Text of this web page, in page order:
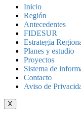
Inicio
Región
Antecedentes
FIDESUR
Estrategia
Planes y estudio
Proyectos
Sistema de
Contacto
Aviso de
X